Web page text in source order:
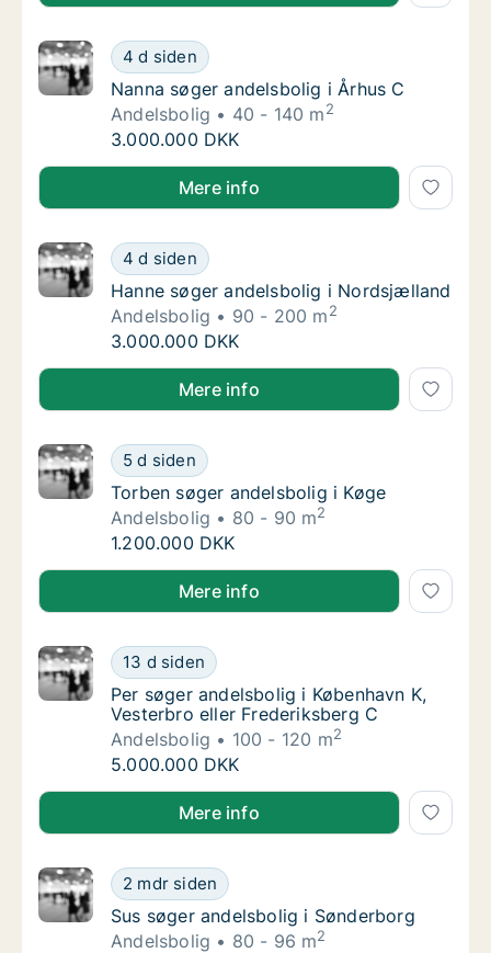
Nanna søger andelsbolig i Århus C
4 d siden
Nanna søger andelsbolig i Århus C
Nanna søger andelsbolig i Århus C
Andelsbolig
40 - 140 m2
Nanna søger andelsbolig i Århus C
3.000.000 DKK
Nanna søger andelsbolig i Århus C
Mere info
Hanne søger andelsbolig i Nordsjælland
4 d siden
Hanne søger andelsbolig i Nordsjælland
Hanne søger andelsbolig i Nordsjælland
Andelsbolig
90 - 200 m2
Hanne søger andelsbolig i Nordsjælland
3.000.000 DKK
Hanne søger andelsbolig i Nordsjælland
Mere info
Torben søger andelsbolig i Køge
5 d siden
Torben søger andelsbolig i Køge
Torben søger andelsbolig i Køge
Andelsbolig
80 - 90 m2
Torben søger andelsbolig i Køge
1.200.000 DKK
Torben søger andelsbolig i Køge
Mere info
Per søger andelsbolig i København K,
13 d siden
Per søger andelsbolig i København K,
Per søger andelsbolig i København K,
Vesterbro eller Frederiksberg C
Andelsbolig
100 - 120 m2
Per søger andelsbolig i København K,
5.000.000 DKK
Per søger andelsbolig i København K, Vesterbro
Mere info
Sus søger andelsbolig i Sønderborg
2 mdr siden
Sus søger andelsbolig i Sønderborg
Sus søger andelsbolig i Sønderborg
Andelsbolig
80 - 96 m2